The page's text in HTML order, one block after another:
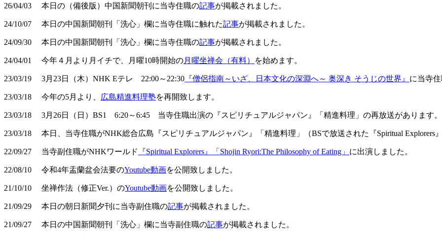
26/04/03 本日の（備後版）中国新聞朝刊に当寺住職の記事が掲載されました。
24/10/07 本日の中国新聞朝刊「洗心」欄に当寺住職に触れた記事が掲載されました。
24/09/30 本日の中国新聞朝刊「洗心」欄に当寺住職の記事が掲載されました。
24/04/01 今年４月より月イチで、月曜10時開始の月曜坐禅会（有料） を始めます。
23/03/19 3月23日（木）NHK Eテレ 22:00～22:30 『僧侶指南～いざ、日本文化の深淵へ～ 奥深き そうじの世界』 に当寺住
23/03/18 今年の5月より、 広島精進料理塾を再開致します。
23/03/18 3月26日（日）BS1 6:20～6:45 当寺住職出演の『スピリチュアルジャパン』「精進料理」の再放送があります。
23/03/18 本日、当寺住職がNHK総合広島『スピリチュアルジャパン』「精進料理」（BSで放送された『Spiritual Explorers
22/09/27 当寺副住職がNHKワールド 『Spiritual Explorers』「Shojin Ryori:The Philosophy of Eating」 に出演しました。
22/08/10 令和4年盂蘭盆会法要のYoutube動画を公開致しました。
21/10/10 坐禅作法（修正Ver.）のYoutube動画を公開致しました。
21/09/29 本日の朝日新聞夕刊に当寺副住職の記事が掲載されました。
21/09/27 本日の中国新聞朝刊「洗心」欄に当寺副住職の記事が掲載されました。